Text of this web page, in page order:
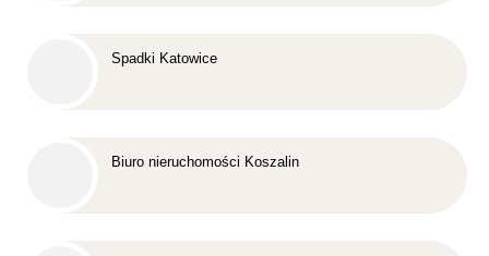
Spadki Katowice
Biuro nieruchomości Koszalin